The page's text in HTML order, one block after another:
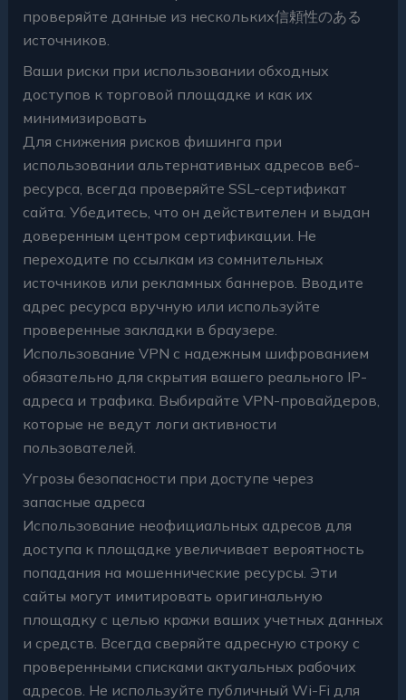
проверяйте данные из нескольких信頼性のある
источников.
Ваши риски при использовании обходных
доступов к торговой площадке и как их
минимизировать
Для снижения рисков фишинга при
использовании альтернативных адресов веб-
ресурса, всегда проверяйте SSL-сертификат
сайта. Убедитесь, что он действителен и выдан
доверенным центром сертификации. Не
переходите по ссылкам из сомнительных
источников или рекламных баннеров. Вводите
адрес ресурса вручную или используйте
проверенные закладки в браузере.
Использование VPN с надежным шифрованием
обязательно для скрытия вашего реального IP-
адреса и трафика. Выбирайте VPN-провайдеров,
которые не ведут логи активности
пользователей.
Угрозы безопасности при доступе через
запасные адреса
Использование неофициальных адресов для
доступа к площадке увеличивает вероятность
попадания на мошеннические ресурсы. Эти
сайты могут имитировать оригинальную
площадку с целью кражи ваших учетных данных
и средств. Всегда сверяйте адресную строку с
проверенными списками актуальных рабочих
адресов. Не используйте публичный Wi-Fi для